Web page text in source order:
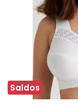
Saldos